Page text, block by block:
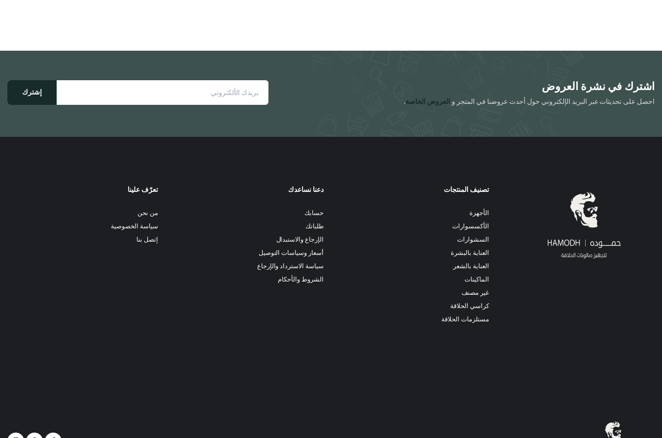
اشترك في نشرة العروض
احصل على تحديثات عبر البريد الإلكتروني حول أحدث عروضنا في المتجر و العروض الخاصة.
إشترك
تصنيف المنتجات
الأجهزة
الأكسسوارات
السشوارات
العناية بالبشرة
العناية بالشعر
الماكينات
غير مصنف
كراسي الحلاقة
مستلزمات الحلاقة
دعنا نساعدك
حسابك
طلباتك
الإرجاع والاستبدال
أسعار وسياسات التوصيل
سياسة الاسترداد والإرجاع
الشروط والأحكام
تعرّف علينا
من نحن
سياسة الخصوصية
إتصل بنا